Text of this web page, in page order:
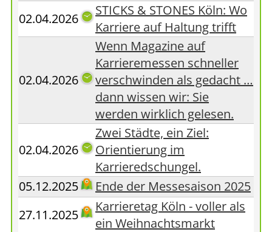
02.04.2026
STICKS & STONES Köln: Wo
Karriere auf Haltung trifft
02.04.2026
Wenn Magazine auf
Karrieremessen schneller
verschwinden als gedacht …
dann wissen wir: Sie
werden wirklich gelesen.
02.04.2026
Zwei Städte, ein Ziel:
Orientierung im
Karrieredschungel.
05.12.2025
Ende der Messesaison 2025
27.11.2025
Karrieretag Köln - voller als
ein Weihnachtsmarkt